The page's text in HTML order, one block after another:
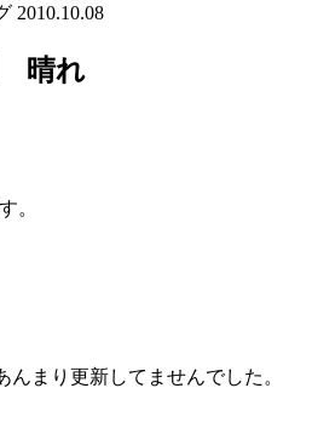
2010.10.08
晴れ
。
まり更新してませんでした。